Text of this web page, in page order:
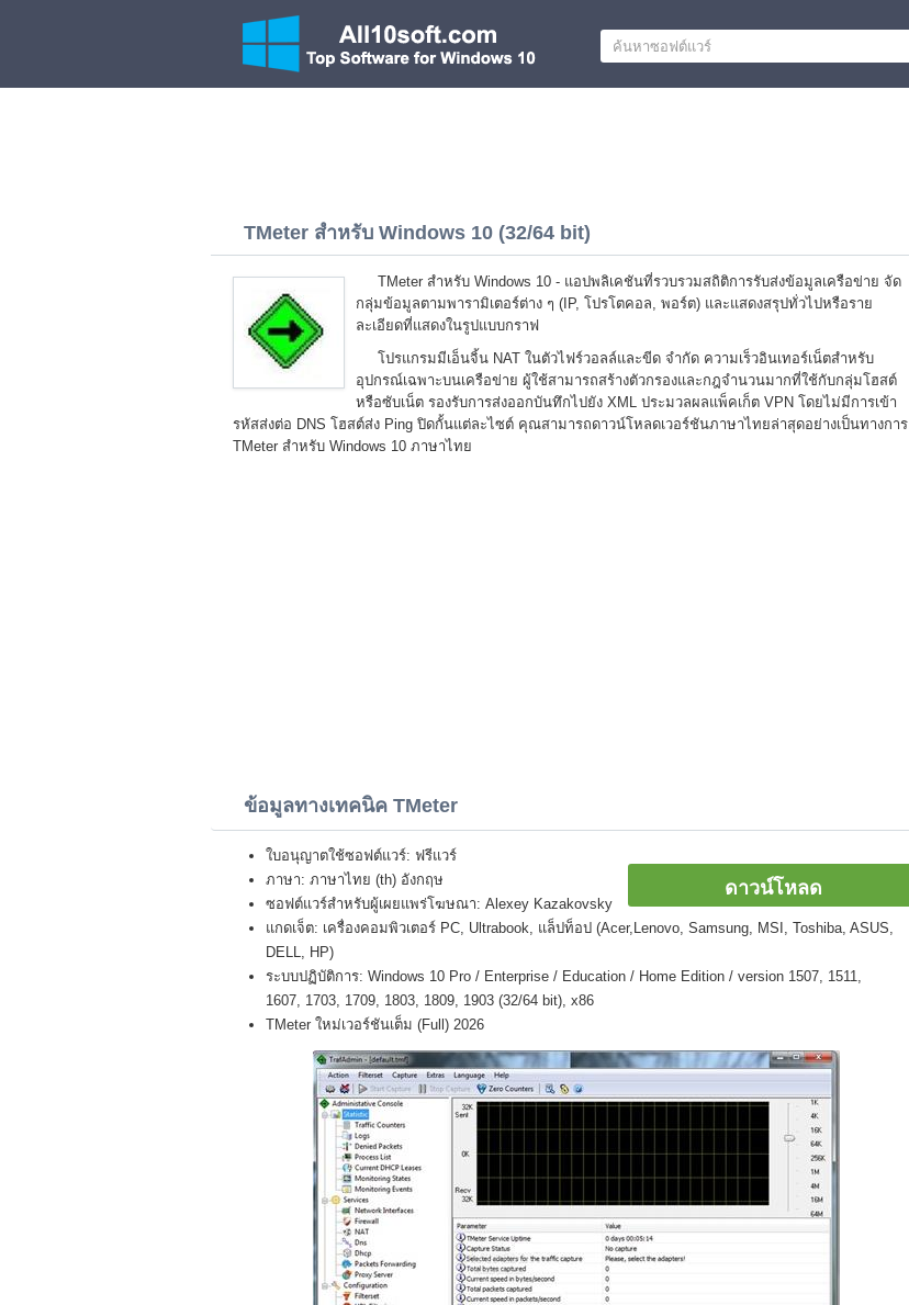
TMeter สำหรับ Windows 10 (32/64 bit)
TMeter สำหรับ Windows 10 - แอปพลิเคชันที่รวบรวมสถิติการรับส่งข้อมูลเครือข่าย จัด
กลุ่มข้อมูลตามพารามิเตอร์ต่าง ๆ (IP, โปรโตคอล, พอร์ต) และแสดงสรุปทั่วไปหรือราย
ละเอียดที่แสดงในรูปแบบกราฟ
โปรแกรมมีเอ็นจิ้น NAT ในตัวไฟร์วอลล์และขีด จำกัด ความเร็วอินเทอร์เน็ตสำหรับ
อุปกรณ์เฉพาะบนเครือข่าย ผู้ใช้สามารถสร้างตัวกรองและกฎจำนวนมากที่ใช้กับกลุ่มโฮสต์
หรือซับเน็ต รองรับการส่งออกบันทึกไปยัง XML ประมวลผลแพ็คเก็ต VPN โดยไม่มีการเข้า
รหัสส่งต่อ DNS โฮสต์ส่ง Ping ปิดกั้นแต่ละไซต์ คุณสามารถดาวน์โหลดเวอร์ชันภาษาไทยล่าสุดอย่างเป็นทางการ
TMeter สำหรับ Windows 10 ภาษาไทย
ข้อมูลทางเทคนิค TMeter
ดาวน์โหลด
ใบอนุญาตใช้ซอฟต์แวร์: ฟรีแวร์
ภาษา: ภาษาไทย (th) อังกฤษ
ซอฟต์แวร์สำหรับผู้เผยแพร่โฆษณา: Alexey Kazakovsky
แกดเจ็ต: เครื่องคอมพิวเตอร์ PC, Ultrabook, แล็ปท็อป (Acer,Lenovo, Samsung, MSI, Toshiba, ASUS,
DELL, HP)
ระบบปฏิบัติการ: Windows 10 Pro / Enterprise / Education / Home Edition / version 1507, 1511,
1607, 1703, 1709, 1803, 1809, 1903 (32/64 bit), x86
TMeter ใหม่เวอร์ชันเต็ม (Full) 2026